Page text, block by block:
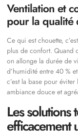
Ventilation et
pour la qualité
Ce qui est chouette,
plus de confort. Quand
on allonge la durée de
d’humidité entre 40 %
c’est la base pour
ambiance douce et
Les solutions
efficacement